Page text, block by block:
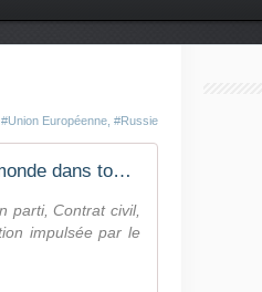
#Union Européenne #Russie
Le monde dans tous ses États - Arménie, le choix de l'Europe ?
parti, Contrat civil,
impulsée par le